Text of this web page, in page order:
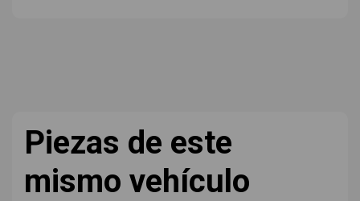
Piezas de este
mismo vehículo